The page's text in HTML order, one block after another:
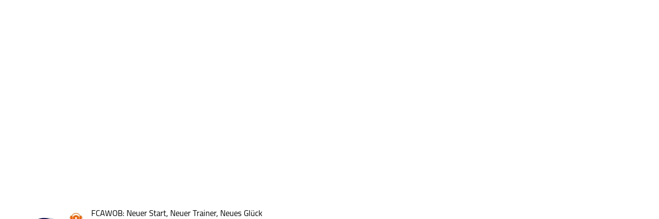
FCAWOB: Neuer Start, Neuer Trainer, Neues Glück